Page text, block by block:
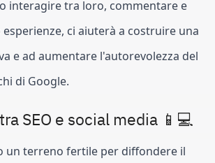
interagire tra loro, commentare e
ci aiuterà a costruire una
e ad aumentare l'autorevolezza del
di Google.
SEO e social media 📱💻
un terreno fertile per diffondere il